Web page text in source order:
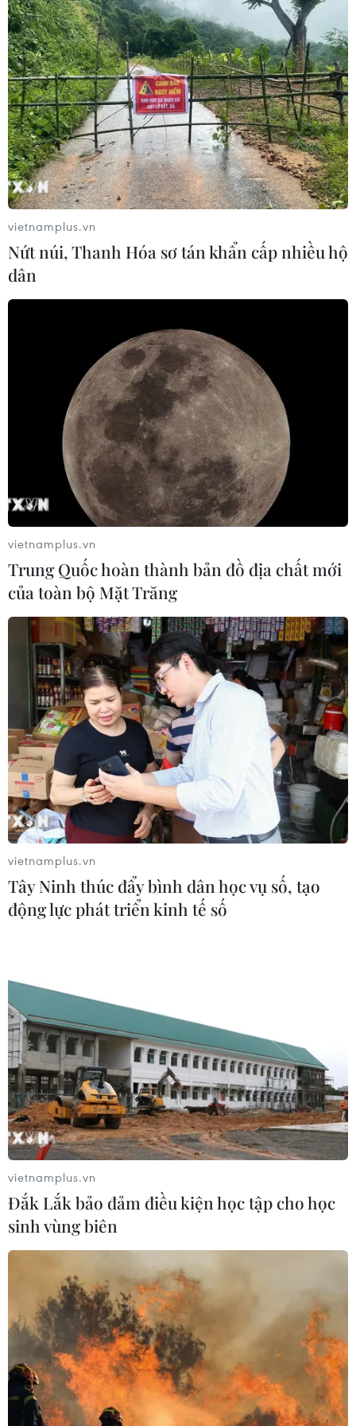
TIN CÙNG CHUYÊN MỤC
Cảnh sát giao thông triển khai chiến
dịch nâng cao kỹ năng lái xe môtô, xe
gắn máy
07/08/2026 14:37
Tháng 12/2026 hoàn thành mở rộng
đoạn cao tốc Thành phố Hồ Chí
vietnamplus.vn
Nứt núi, Thanh Hóa sơ tán khẩn cấp nhiều hộ
dân
vietnamplus.vn
Trung Quốc hoàn thành bản đồ địa chất mới
của toàn bộ Mặt Trăng
vietnamplus.vn
Tây Ninh thúc đẩy bình dân học vụ số, tạo
động lực phát triển kinh tế số
vietnamplus.vn
Đắk Lắk bảo đảm điều kiện học tập cho học
sinh vùng biên